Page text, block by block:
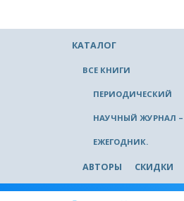
КАТАЛОГ
ВСЕ КНИГИ
ПЕРИОДИЧЕСКИЙ
НАУЧНЫЙ ЖУРНАЛ –
ЕЖЕГОДНИК.
АВТОРЫ СКИДКИ